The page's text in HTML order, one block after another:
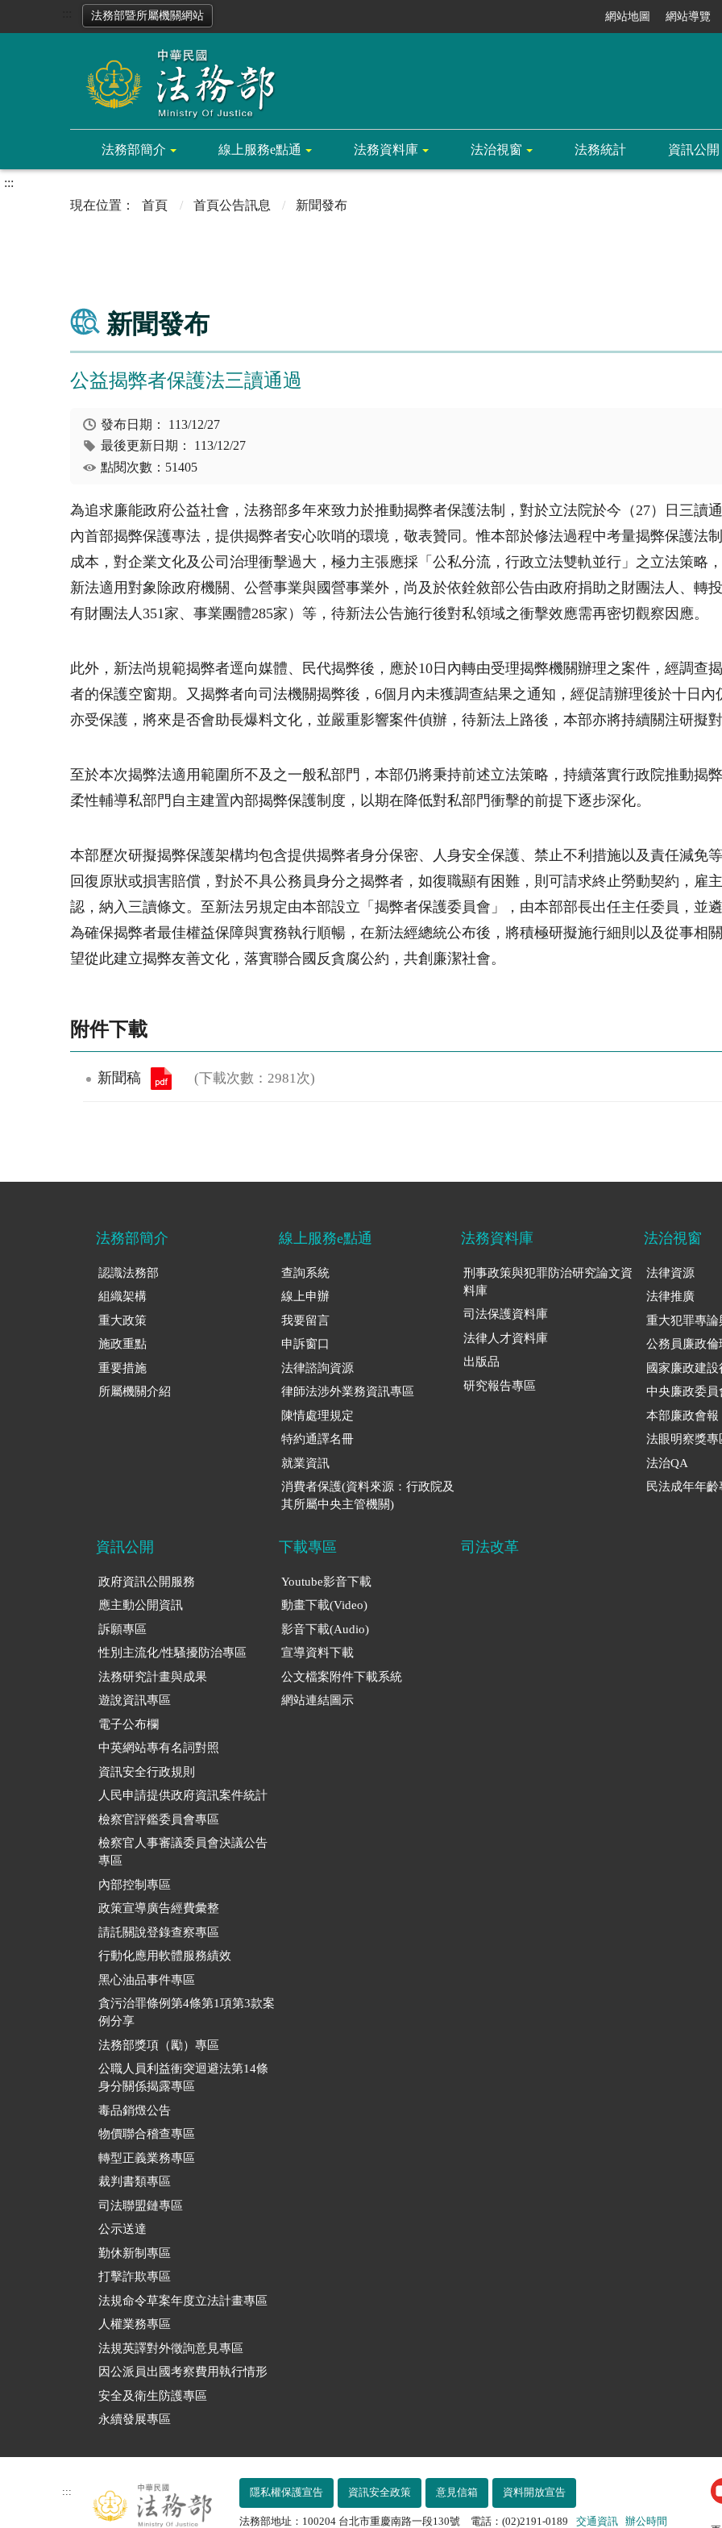
法務部暨所屬機關網站 網站地圖 網站導覽
法務部簡介 線上服務e點通 法務資料庫 法治視窗 法務統計 資訊公開
:::
首頁
首頁公告訊息 新聞發布
新聞發布
公益揭弊者保護法三讀通過
發布日期： 113/12/27
最後更新日期： 113/12/27
點閱次數：51405
為追求廉能政府公益社會，法務部多年來致力於推動揭弊者保護法制，對於立法院於今（27）日三讀
內首部揭弊保護專法，提供揭弊者安心吹哨的環境，敬表贊同。惟本部於修法過程中考量揭弊保護法
成本，對企業文化及公司治理衝擊過大，極力主張應採「公私分流，行政立法雙軌並行」之立法策略
新法適用對象除政府機關、公營事業與國營事業外，尚及於依銓敘部公告由政府捐助之財團法人、轉
有財團法人351家、事業團體285家）等，待新法公告施行後對私領域之衝擊效應需再密切觀察因應。
此外，新法尚規範揭弊者逕向媒體、民代揭弊後，應於10日內轉由受理揭弊機關辦理之案件，經調查
者的保護空窗期。又揭弊者向司法機關揭弊後，6個月內未獲調查結果之通知，經促請辦理後於十日
亦受保護，將來是否會助長爆料文化，並嚴重影響案件偵辦，待新法上路後，本部亦將持續關注研擬
至於本次揭弊法適用範圍所不及之一般私部門，本部仍將秉持前述立法策略，持續落實行政院推動揭
柔性輔導私部門自主建置內部揭弊保護制度，以期在降低對私部門衝擊的前提下逐步深化。
本部歷次研擬揭弊保護架構均包含提供揭弊者身分保密、人身安全保護、禁止不利措施以及責任減免
回復原狀或損害賠償，對於不具公務員身分之揭弊者，如復職顯有困難，則可請求終止勞動契約，雇
認，納入三讀條文。至新法另規定由本部設立「揭弊者保護委員會」，由本部部長出任主任委員，並
為確保揭弊者最佳權益保障與實務執行順暢，在新法經總統公布後，將積極研擬施行細則以及從事相
望從此建立揭弊友善文化，落實聯合國反貪腐公約，共創廉潔社會。
附件下載
新聞稿 (下載次數：2981次)
法務部簡介
認識法務部
組織架構
重大政策
施政重點
重要措施
所屬機關介紹
線上服務e點通
查詢系統
線上申辦
我要留言
申訴窗口
法律諮詢資源
律師法涉外業務資訊專區
陳情處理規定
特約通譯名冊
就業資訊
消費者保護(資料來源：行政院及
其所屬中央主管機關)
法務資料庫
刑事政策與犯罪防治研究論文資
料庫
司法保護資料庫
法律人才資料庫
出版品
研究報告專區
法治視窗
法律資源
法律推廣
重大犯罪專論
公務員廉政倫
國家廉政建設
中央廉政委員
本部廉政會報
法眼明察獎專
法治QA
民法成年年齡
資訊公開
政府資訊公開服務
應主動公開資訊
訴願專區
性別主流化/性騷擾防治專區
法務研究計畫與成果
遊說資訊專區
電子公布欄
中英網站專有名詞對照
資訊安全行政規則
人民申請提供政府資訊案件統計
檢察官評鑑委員會專區
檢察官人事審議委員會決議公告
專區
內部控制專區
政策宣導廣告經費彙整
請託關說登錄查察專區
行動化應用軟體服務績效
黑心油品事件專區
貪污治罪條例第4條第1項第3款案
例分享
法務部獎項（勵）專區
公職人員利益衝突迴避法第14條
身分關係揭露專區
毒品銷燬公告
物價聯合稽查專區
轉型正義業務專區
裁判書類專區
司法聯盟鏈專區
公示送達
勤休新制專區
打擊詐欺專區
法規命令草案年度立法計畫專區
人權業務專區
法規英譯對外徵詢意見專區
因公派員出國考察費用執行情形
安全及衛生防護專區
永續發展專區
下載專區
Youtube影音下載
動畫下載(Video)
影音下載(Audio)
宣導資料下載
公文檔案附件下載系統
網站連結圖示
司法改革
::: 隱私權保護宣告 資訊安全政策 意見信箱 資料開放宣告
法務部地址：100204 台北市重慶南路一段130號 電話：(02)2191-0189 交通資訊 辦公時間